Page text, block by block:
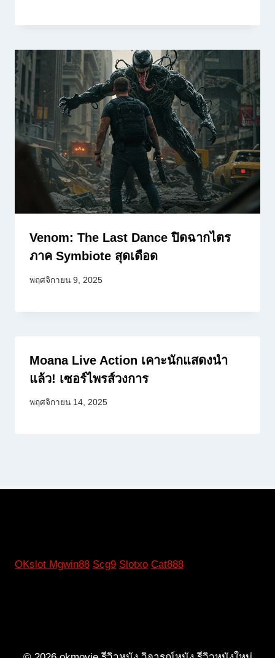
Venom: The Last Dance ปิดฉากไตร
ภาค Symbiote สุดเดือด
พฤศจิกายน 9, 2025
Moana Live Action เคาะนักแสดงนำ
แล้ว! เซอร์ไพรส์วงการ
พฤศจิกายน 14, 2025
OKslot Mgwin88 Scg9 Slotxo Cat888